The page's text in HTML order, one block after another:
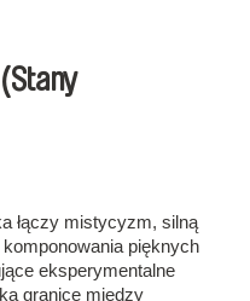
(Stany
łączy mistycyzm, silną
pięknych
eksperymentalne
granicę między